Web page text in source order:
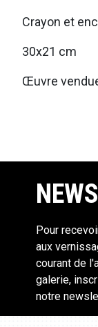
Crayon et
30x21 cm
Œuvre
Pour
aux
courant de
galerie,
notre